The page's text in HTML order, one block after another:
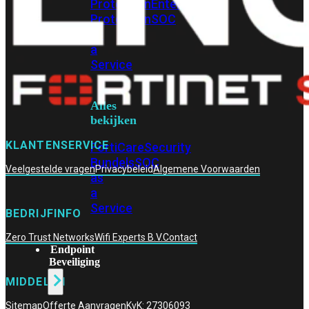
ProtectionEnterprise
ProtectionSOC
a
Service
Alles
bekijken
FortiCareSecurity
BundelsSOC
as
a
Service
Endpoint
Beveiliging
KLANTENSERVICE
Veelgestelde vragenPrivacybeleidAlgemene Voorwaarden
BEDRIJFINFO
Zero Trust NetworksWifi Experts B.V.Contact
MIDDELEN
SitemapOfferte AanvragenKvK: 27306093